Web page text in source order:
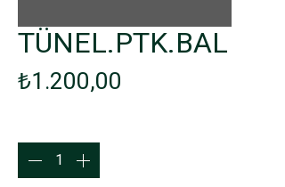
TÜNEL.PTK.BAL
₺1.200,00